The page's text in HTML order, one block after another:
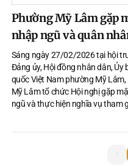
Phường Mỹ Lâm gặp
nhập ngũ và quân
Sáng ngày 27/02/2026 tại hội
Đảng ủy, Hội đồng nhân dân,
quốc Việt Nam phường Mỹ
Mỹ Lâm tổ chức Hội nghị gặp
ngũ và thực hiện nghĩa vụ tham